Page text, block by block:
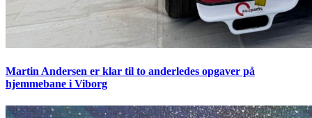
Martin Andersen er klar til to anderledes opgaver på
hjemmebane i Viborg